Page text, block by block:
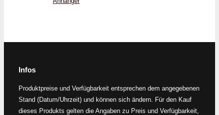
Infos
Produktpreise und Verfügbarkeit entsprechen dem angegebenen
Stand (Datum/Uhrzeit) und können sich ändern. Für den Kauf
dieses Produkts gelten die Angaben zu Preis und Verfügbarkeit,